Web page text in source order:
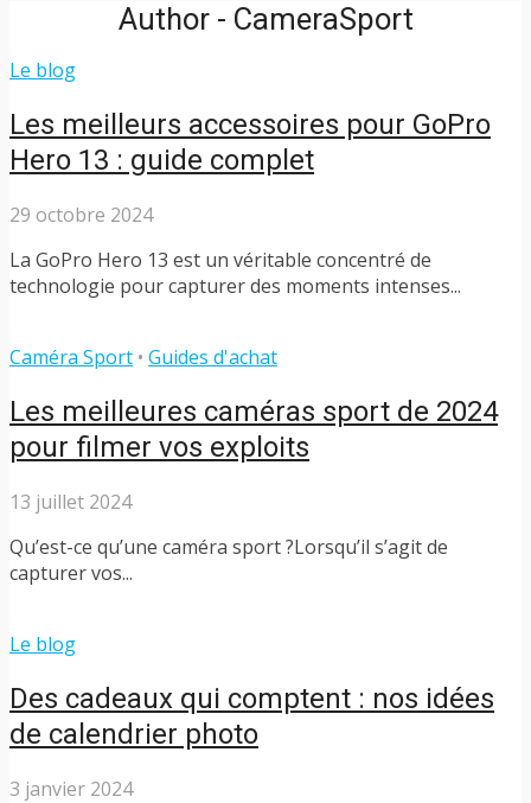
Author - CameraSport
Le blog
Les meilleurs accessoires pour GoPro
Hero 13 : guide complet
29 octobre 2024
La GoPro Hero 13 est un véritable concentré de
technologie pour capturer des moments intenses...
Caméra Sport • Guides d'achat
Les meilleures caméras sport de 2024
pour filmer vos exploits
13 juillet 2024
​ Qu’est-ce qu’une caméra sport ? ​Lorsqu’il s’agit de
capturer vos...
Le blog
Des cadeaux qui comptent : nos idées
de calendrier photo
3 janvier 2024